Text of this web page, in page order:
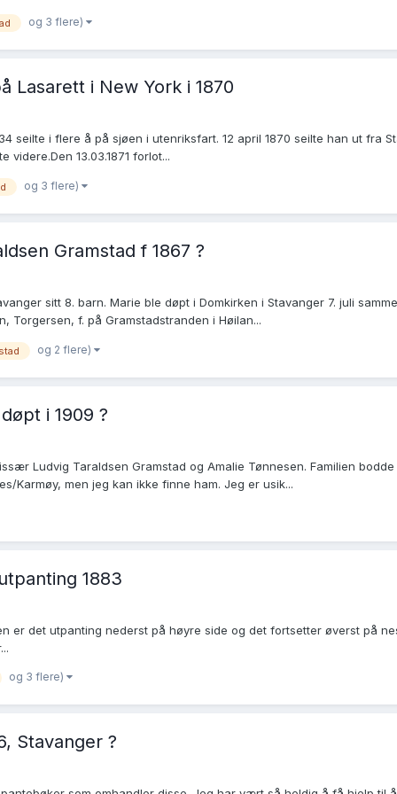
og 3 flere)
Lasarett i New York i 1870
seilte i flere å på sjøen i utenriksfart. 12 april 1870 seilte han ut fra
videre.Den 13.03.1871 forlot...
og 3 flere)
Gramstad f 1867 ?
sitt 8. barn. Marie ble døpt i Domkirken i Stavanger 7. juli
Torgersen, f. på Gramstadstranden i Høilan...
og 2 flere)
i 1909 ?
Ludvig Taraldsen Gramstad og Amalie Tønnesen. Familien
Karmøy, men jeg kan ikke finne ham. Jeg er usik...
1883
er det utpanting nederst på høyre side og det fortsetter øverst på
og 3 flere)
Stavanger ?